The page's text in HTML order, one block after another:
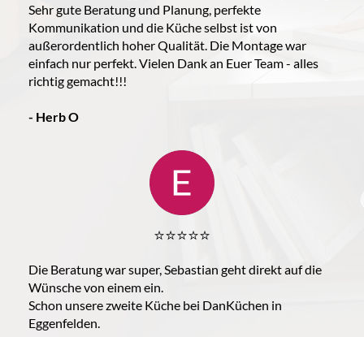
Sehr gute Beratung und Planung, perfekte
Kommunikation und die Küche selbst ist von
außerordentlich hoher Qualität. Die Montage war
einfach nur perfekt. Vielen Dank an Euer Team - alles
richtig gemacht!!!
- Herb O
⭐️⭐️⭐️⭐️⭐️
Die Beratung war super, Sebastian geht direkt auf die
Wünsche von einem ein.
Schon unsere zweite Küche bei DanKüchen in
Eggenfelden.